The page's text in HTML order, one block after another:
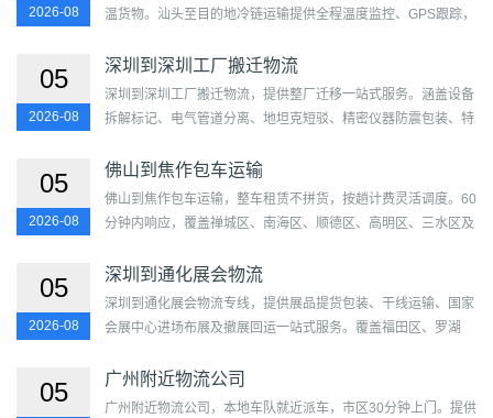
2026-08
温货物。汕头至目的地冷链运输提供全程温度监控、GPS跟踪，
05
2026-08
深圳到深圳工厂搬迁物流
深圳到深圳工厂搬迁物流，提供整厂迁移一站式服务。涵盖设备
拆解标记、电气管道分离、地坦克短驳、精密仪器防震包装、特
05
2026-08
佛山到焦作包车运输
佛山到焦作包车运输，整车租赁不拼货，按趟计费灵活调度。60
分钟内响应，覆盖禅城区、南海区、顺德区、高明区、三水区及
05
2026-08
深圳到通化展会物流
深圳到通化展会物流专线，提供展品提货包装、干线运输、国家
会展中心进场布展及撤展回运一站式服务。覆盖福田区、罗湖
05 广州附近物流公司
广州附近物流公司，本地车队就近派车，市区30分钟上门。提供